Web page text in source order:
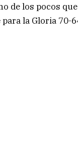
de los pocos
la Gloria 70-